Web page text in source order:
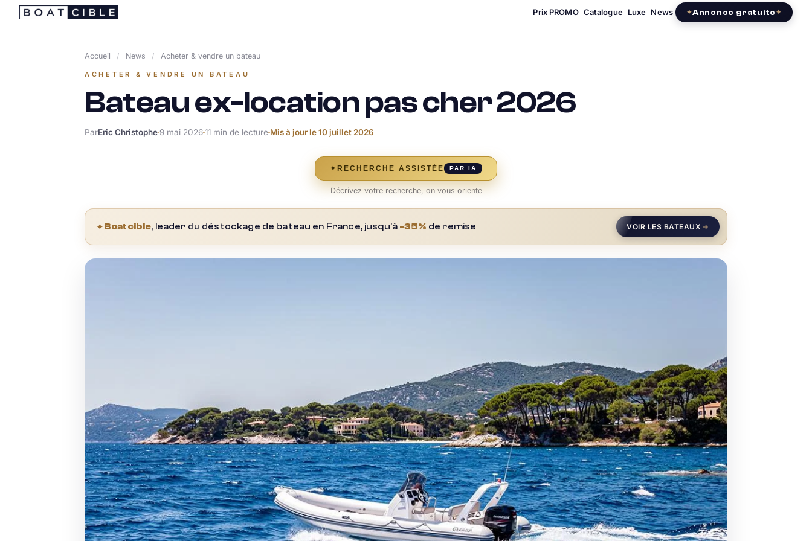
Passer
Prix PROMO Catalogue Luxe News Annonce gratuite
Accueil / News / Acheter & vendre un bateau
ACHETER & VENDRE UN BATEAU
Bateau ex-location pas cher 2026
ParEric Christophe 9 mai 202611 min de lecture Mis à jour le10 juillet 2026
✦ RECHERCHE ASSISTÉE PAR IA
Décrivez votre recherche, on vous oriente
✦Boatcible, leader du déstockage de bateau en France, jusqu'à -35% de remise VOIR LES BATEAUX